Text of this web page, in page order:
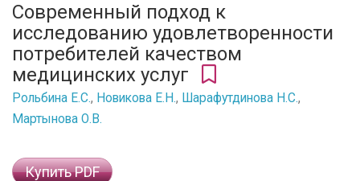
Современный подход к
исследованию удовлетворенности
потребителей качеством
медицинских услуг
Рольбина Е.С., Новикова Е.Н., Шарафутдинова Н.С.,
Мартынова О.В.
Купить PDF